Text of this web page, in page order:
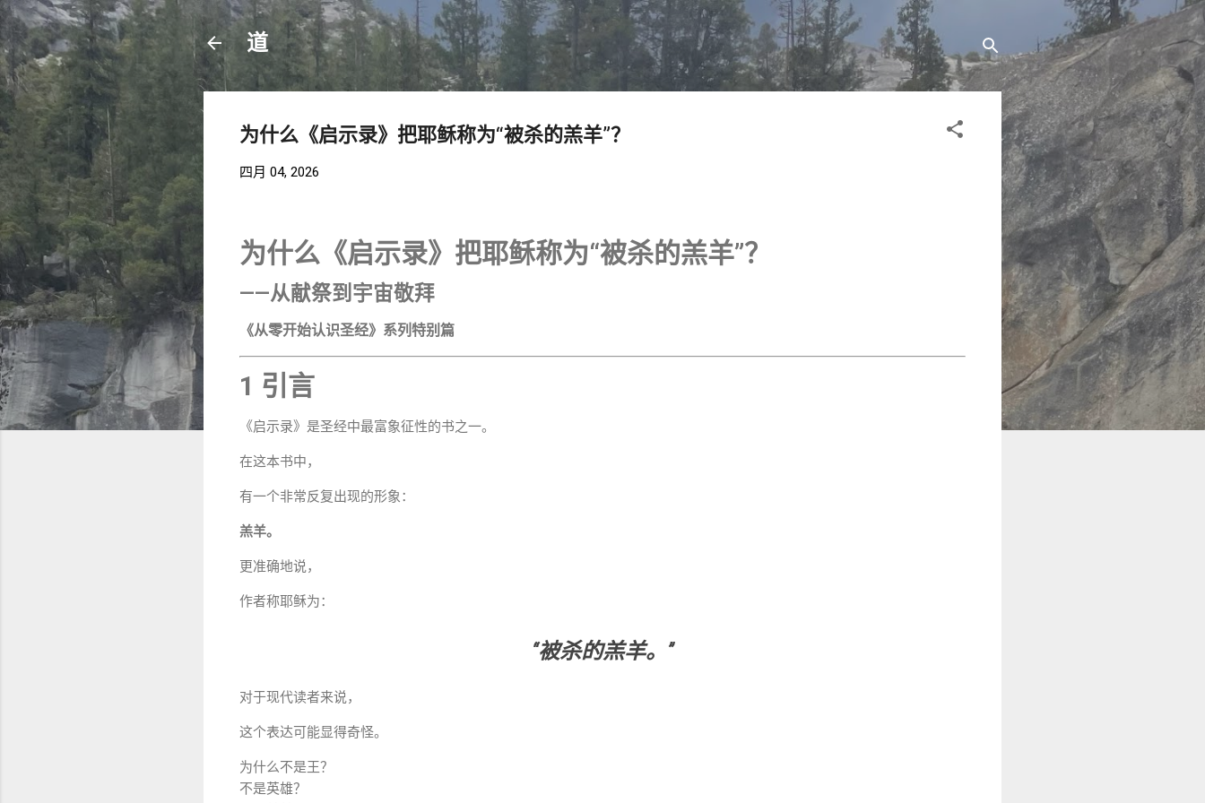
跳至主要内容
道
为什么《启示录》把耶稣称为“被杀的羔羊”？
四月 04, 2026
为什么《启示录》把耶稣称为“被杀的羔羊”？
——从献祭到宇宙敬拜
《从零开始认识圣经》系列特别篇
1 引言
《启示录》是圣经中最富象征性的书之一。
在这本书中，
有一个非常反复出现的形象：
羔羊。
更准确地说，
作者称耶稣为：
“被杀的羔羊。”
对于现代读者来说，
这个表达可能显得奇怪。
为什么不是王？
不是英雄？